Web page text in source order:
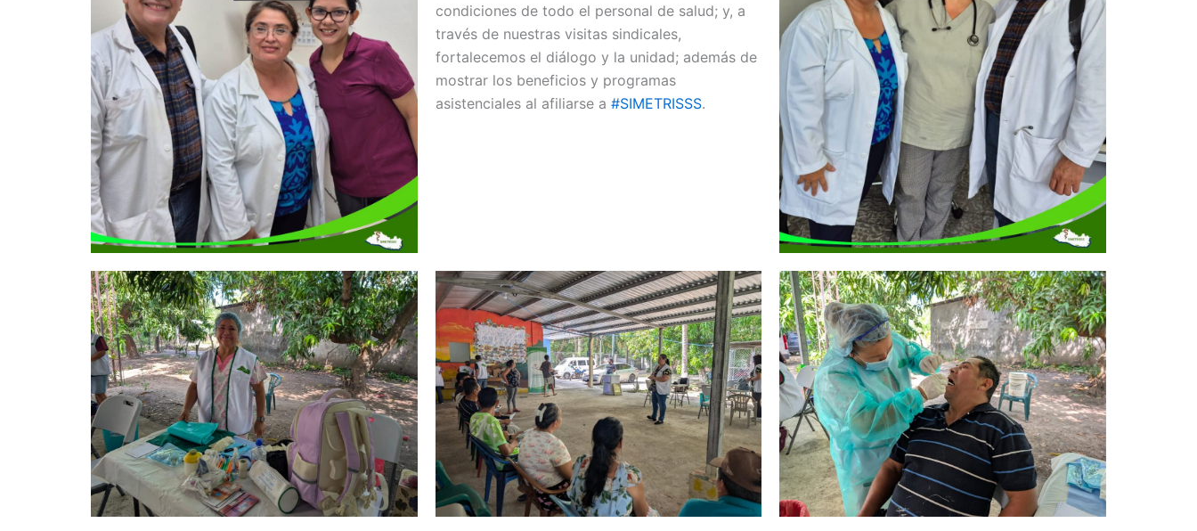
condiciones de todo el personal de salud; y, a
través de nuestras visitas sindicales,
fortalecemos el diálogo y la unidad; además de
mostrar los beneficios y programas
asistenciales al afiliarse a #SIMETRISSS.